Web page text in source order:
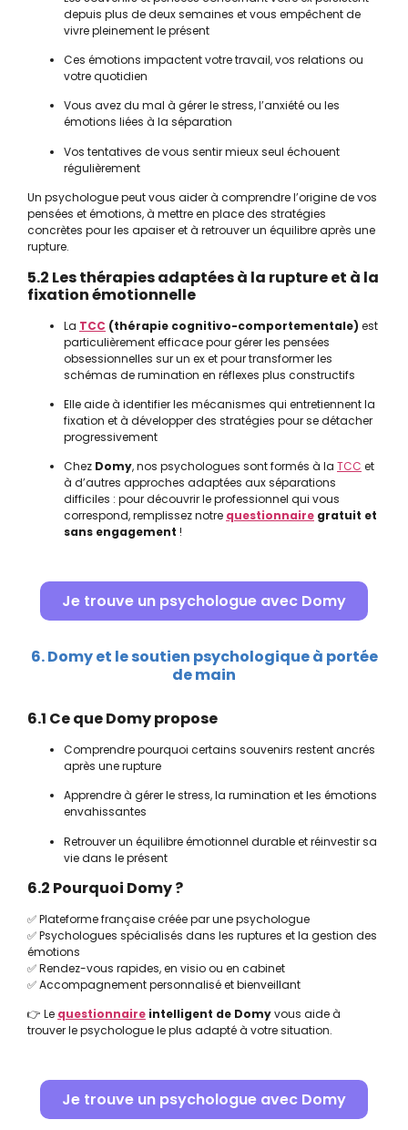
depuis plus de deux semaines et vous empêchent de
vivre pleinement le présent
Ces émotions impactent votre travail, vos relations ou
votre quotidien
Vous avez du mal à gérer le stress, l’anxiété ou les
émotions liées à la séparation
Vos tentatives de vous sentir mieux seul échouent
régulièrement
Un psychologue peut vous aider à comprendre l’origine de vos
pensées et émotions, à mettre en place des stratégies
concrètes pour les apaiser et à retrouver un équilibre après une
rupture.
5.2 Les thérapies adaptées à la rupture et à la
fixation émotionnelle
La TCC (thérapie cognitivo-comportementale) est
particulièrement efficace pour gérer les pensées
obsessionnelles sur un ex et pour transformer les
schémas de rumination en réflexes plus constructifs
Elle aide à identifier les mécanismes qui entretiennent la
fixation et à développer des stratégies pour se détacher
progressivement
Chez Domy, nos psychologues sont formés à la TCC et
à d’autres approches adaptées aux séparations
difficiles : pour découvrir le professionnel qui vous
correspond, remplissez notre questionnaire gratuit et
sans engagement !
Je trouve un psychologue avec Domy
6. Domy et le soutien psychologique à portée
de main
6.1 Ce que Domy propose
Comprendre pourquoi certains souvenirs restent ancrés
après une rupture
Apprendre à gérer le stress, la rumination et les émotions
envahissantes
Retrouver un équilibre émotionnel durable et réinvestir sa
vie dans le présent
6.2 Pourquoi Domy ?
✅ Plateforme française créée par une psychologue
✅ Psychologues spécialisés dans les ruptures et la gestion des
émotions
✅ Rendez-vous rapides, en visio ou en cabinet
✅ Accompagnement personnalisé et bienveillant
👉 Le questionnaire intelligent de Domyvous aide à
trouver le psychologue le plus adapté à votre situation.
Je trouve un psychologue avec Domy